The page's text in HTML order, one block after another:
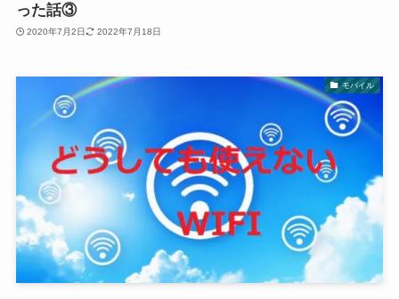
った話③
2020年7月2日 2022年7月18日
モバイル